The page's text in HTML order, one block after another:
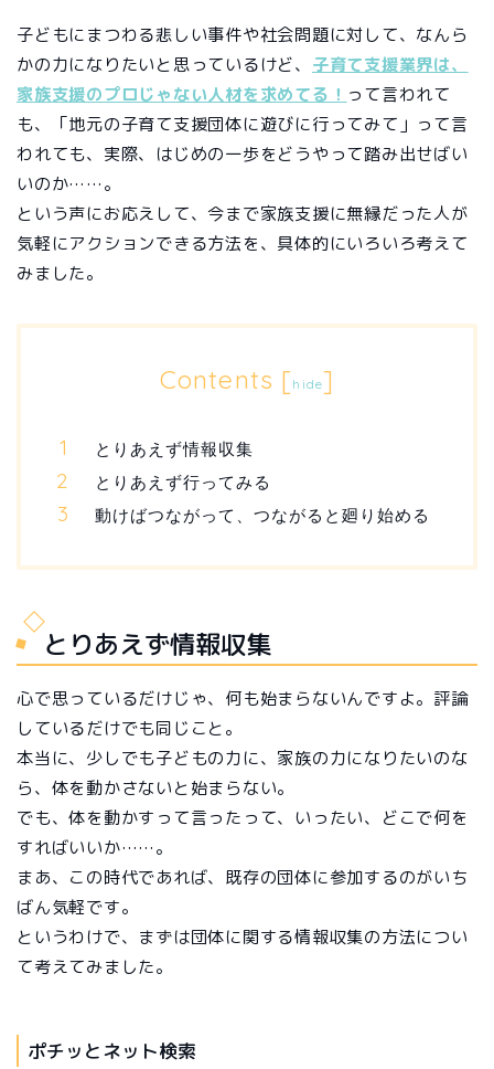
子どもにまつわる悲しい事件や社会問題に対して、なんら
かの力になりたいと思っているけど、 子育て支援業界は、
家族支援のプロじゃない人材を求めてる！ って言われて
も、「地元の子育て支援団体に遊びに行ってみて」って言
われても、実際、はじめの一歩をどうやって踏み出せばい
いのか……。
という声にお応えして、今まで家族支援に無縁だった人が
気軽にアクションできる方法を、具体的にいろいろ考えて
みました。
Contents [hide]
とりあえず情報収集
とりあえず行ってみる
動けばつながって、つながると廻り始める
とりあえず情報収集
心で思っているだけじゃ、何も始まらないんですよ。評論
しているだけでも同じこと。
本当に、少しでも子どもの力に、家族の力になりたいのな
ら、体を動かさないと始まらない。
でも、体を動かすって言ったって、いったい、どこで何を
すればいいか……。
まあ、この時代であれば、既存の団体に参加するのがいち
ばん気軽です。
というわけで、まずは団体に関する情報収集の方法につい
て考えてみました。
ポチッとネット検索